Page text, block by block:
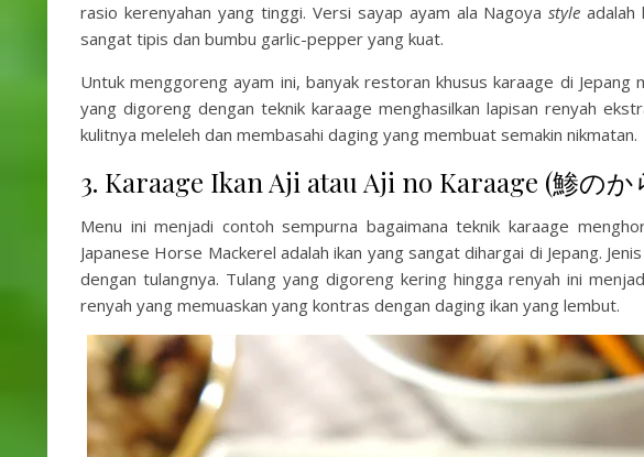
rasio kerenyahan yang tinggi. Versi sayap ayam ala Nagoyastyleadalah
sangat tipis dan bumbu garlic-pepper yang kuat.
Untuk menggoreng ayam ini, banyak restoran khusus karaage di Jepang
yang digoreng dengan teknik karaage menghasilkan lapisan renyah
kulitnya meleleh dan membasahi daging yang membuat semakin nikmatan.
3. Karaage Ikan Aji atau Aji no Karaage (鯵のか
Menu ini menjadi contoh sempurna bagaimana teknik karaage
Japanese Horse Mackerel adalah ikan yang sangat dihargai di Jepang.
dengan tulangnya. Tulang yang digoreng kering hingga renyah ini
renyah yang memuaskan yang kontras dengan daging ikan yang lembut.